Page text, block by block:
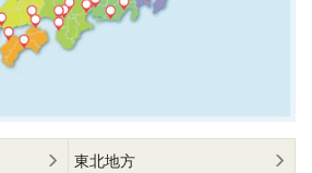
東北地方